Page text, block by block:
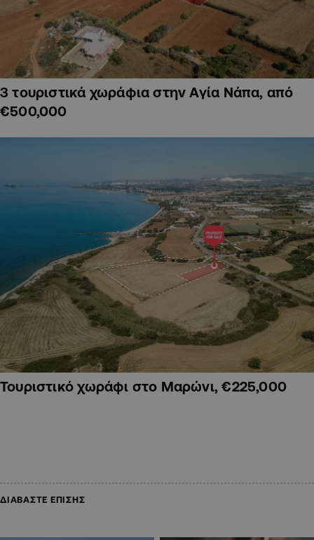
3 τουριστικά χωράφια στην Αγία Νάπα, από
€500,000
Τουριστικό χωράφι στο Μαρώνι, €225,000
ΔΙΑΒΑΣΤΕ ΕΠΙΣΗΣ